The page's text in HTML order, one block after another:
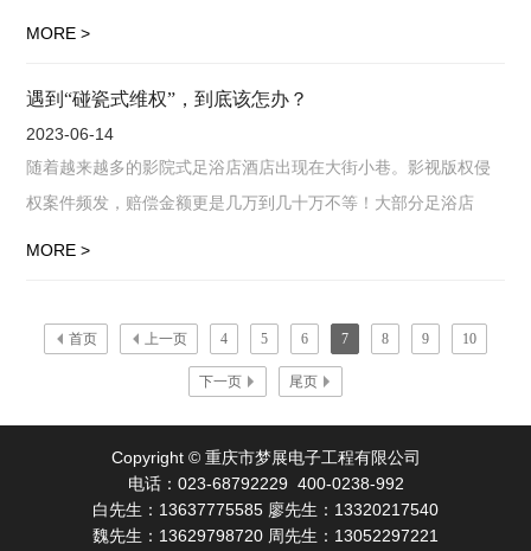
MORE >
遇到“碰瓷式维权”，到底该怎办？
2023-06-14
随着越来越多的影院式足浴店酒店出现在大街小巷。影视版权侵
权案件频发，赔偿金额更是几万到几十万不等！大部分足浴店
MORE >
首页 上一页 4 5 6 7 8 9 10
下一页 尾页
Copyright © 重庆市梦展电子工程有限公司
电话：023-68792229 400-0238-992
白先生：13637775585 廖先生：13320217540
魏先生：13629798720 周先生：13052297221